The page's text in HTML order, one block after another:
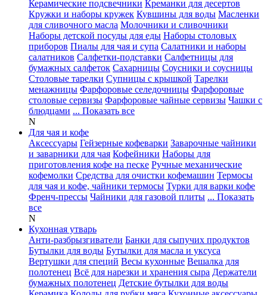
Керамические подсвечники Креманки для десертов
Кружки и наборы кружек Кувшины для воды Масленки
для сливочного масла Молочники и сливочники
Наборы детской посуды для еды Наборы столовых
приборов Пиалы для чая и супа Салатники и наборы
салатников Салфетки-подставки Салфетницы для
бумажных салфеток Сахарницы Соусники и соусницы
Столовые тарелки Супницы с крышкой Тарелки
менажницы Фарфоровые селедочницы Фарфоровые
столовые сервизы Фарфоровые чайные сервизы Чашки с
блюдцами ... Показать все
N
Для чая и кофе
Аксессуары Гейзерные кофеварки Заварочные чайники
и заварники для чая Кофейники Наборы для
приготовления кофе на песке Ручные механические
кофемолки Средства для очистки кофемашин Термосы
для чая и кофе, чайники термосы Турки для варки кофе
Френч-прессы Чайники для газовой плиты ... Показать
все
N
Кухонная утварь
Анти-разбрызгиватели Банки для сыпучих продуктов
Бутылки для воды Бутылки для масла и уксуса
Вертушки для специй Весы кухонные Вешалка для
полотенец Всё для нарезки и хранения сыра Держатели
бумажных полотенец Детские бутылки для воды